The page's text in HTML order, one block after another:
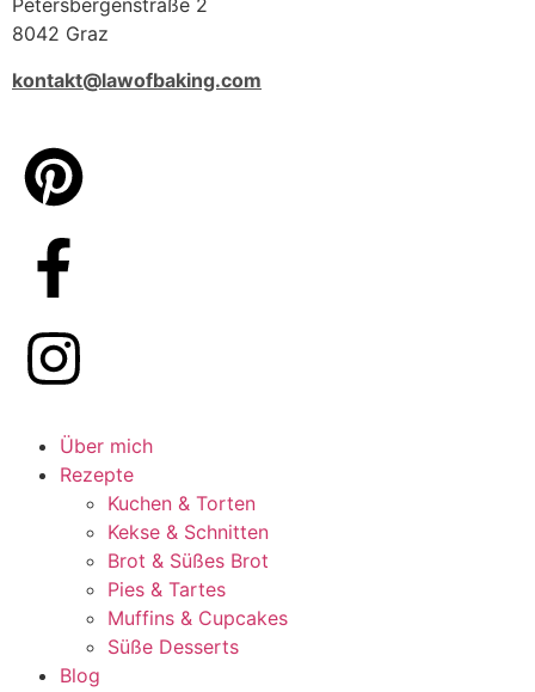
Petersbergenstraße 2
8042 Graz
kontakt@lawofbaking.com
Über mich
Rezepte
Kuchen & Torten
Kekse & Schnitten
Brot & Süßes Brot
Pies & Tartes
Muffins & Cupcakes
Süße Desserts
Blog